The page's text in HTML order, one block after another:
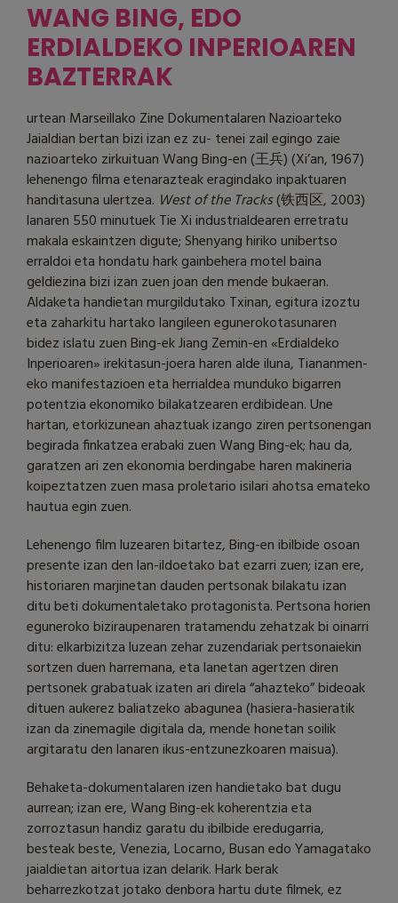
WANG BING, EDO
ERDIALDEKO INPERIOAREN
BAZTERRAK
urtean Marseillako Zine Dokumentalaren Nazioarteko
Jaialdian bertan bizi izan ez zu- tenei zail egingo zaie
nazioarteko zirkuituan Wang Bing-en (王兵) (Xi’an, 1967)
lehenengo filma etenarazteak eragindako inpaktuaren
handitasuna ulertzea. West of the Tracks(铁西区, 2003)
lanaren 550 minutuek Tie Xi industrialdearen erretratu
makala eskaintzen digute; Shenyang hiriko unibertso
erraldoi eta hondatu hark gainbehera motel baina
geldiezina bizi izan zuen joan den mende bukaeran.
Aldaketa handietan murgildutako Txinan, egitura izoztu
eta zaharkitu hartako langileen egunerokotasunaren
bidez islatu zuen Bing-ek Jiang Zemin-en «Erdialdeko
Inperioaren» irekitasun-joera haren alde iluna, Tiananmen-
eko manifestazioen eta herrialdea munduko bigarren
potentzia ekonomiko bilakatzearen erdibidean. Une
hartan, etorkizunean ahaztuak izango ziren pertsonengan
begirada finkatzea erabaki zuen Wang Bing-ek; hau da,
garatzen ari zen ekonomia berdingabe haren makineria
koipeztatzen zuen masa proletario isilari ahotsa emateko
hautua egin zuen.
Lehenengo film luzearen bitartez, Bing-en ibilbide osoan
presente izan den lan-ildoetako bat ezarri zuen; izan ere,
historiaren marjinetan dauden pertsonak bilakatu izan
ditu beti dokumentaletako protagonista. Pertsona horien
eguneroko biziraupenaren tratamendu zehatzak bi oinarri
ditu: elkarbizitza luzean zehar zuzendariak pertsonaiekin
sortzen duen harremana, eta lanetan agertzen diren
pertsonek grabatuak izaten ari direla “ahazteko” bideoak
dituen aukerez baliatzeko abagunea (hasiera-hasieratik
izan da zinemagile digitala da, mende honetan soilik
argitaratu den lanaren ikus-entzunezkoaren maisua).
Behaketa-dokumentalaren izen handietako bat dugu
aurrean; izan ere, Wang Bing-ek koherentzia eta
zorroztasun handiz garatu du ibilbide eredugarria,
besteak beste, Venezia, Locarno, Busan edo Yamagatako
jaialdietan aitortua izan delarik. Hark berak
beharrezkotzat jotako denbora hartu dute filmek, ez